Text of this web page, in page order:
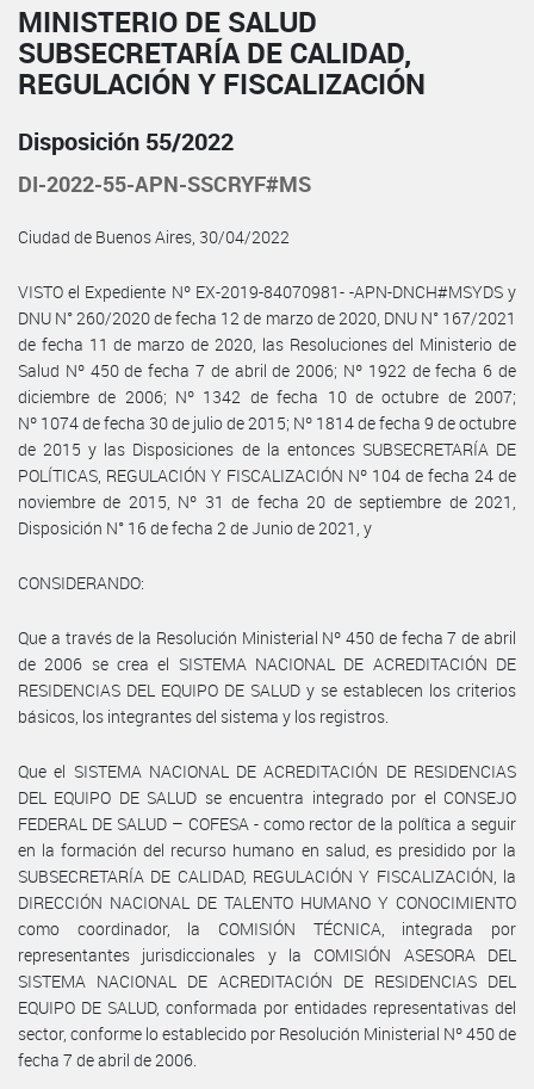
MINISTERIO DE SALUD
SUBSECRETARÍA DE CALIDAD,
REGULACIÓN Y FISCALIZACIÓN
Disposición 55/2022
DI-2022-55-APN-SSCRYF#MS
Ciudad de Buenos Aires, 30/04/2022
VISTO el Expediente Nº EX-2019-84070981- -APN-DNCH#MSYDS y
DNU N° 260/2020 de fecha 12 de marzo de 2020, DNU N° 167/2021
de fecha 11 de marzo de 2020, las Resoluciones del Ministerio de
Salud Nº 450 de fecha 7 de abril de 2006; Nº 1922 de fecha 6 de
diciembre de 2006; Nº 1342 de fecha 10 de octubre de 2007;
Nº 1074 de fecha 30 de julio de 2015; Nº 1814 de fecha 9 de octubre
de 2015 y las Disposiciones de la entonces SUBSECRETARÍA DE
POLÍTICAS, REGULACIÓN Y FISCALIZACIÓN Nº 104 de fecha 24 de
noviembre de 2015, Nº 31 de fecha 20 de septiembre de 2021,
Disposición N° 16 de fecha 2 de Junio de 2021, y
CONSIDERANDO:
Que a través de la Resolución Ministerial Nº 450 de fecha 7 de abril
de 2006 se crea el SISTEMA NACIONAL DE ACREDITACIÓN DE
RESIDENCIAS DEL EQUIPO DE SALUD y se establecen los criterios
básicos, los integrantes del sistema y los registros.
Que el SISTEMA NACIONAL DE ACREDITACIÓN DE RESIDENCIAS
DEL EQUIPO DE SALUD se encuentra integrado por el CONSEJO
FEDERAL DE SALUD – COFESA - como rector de la política a seguir
en la formación del recurso humano en salud, es presidido por la
SUBSECRETARÍA DE CALIDAD, REGULACIÓN Y FISCALIZACIÓN, la
DIRECCIÓN NACIONAL DE TALENTO HUMANO Y CONOCIMIENTO
como coordinador, la COMISIÓN TÉCNICA, integrada por
representantes jurisdiccionales y la COMISIÓN ASESORA DEL
SISTEMA NACIONAL DE ACREDITACIÓN DE RESIDENCIAS DEL
EQUIPO DE SALUD, conformada por entidades representativas del
sector, conforme lo establecido por Resolución Ministerial Nº 450 de
fecha 7 de abril de 2006.